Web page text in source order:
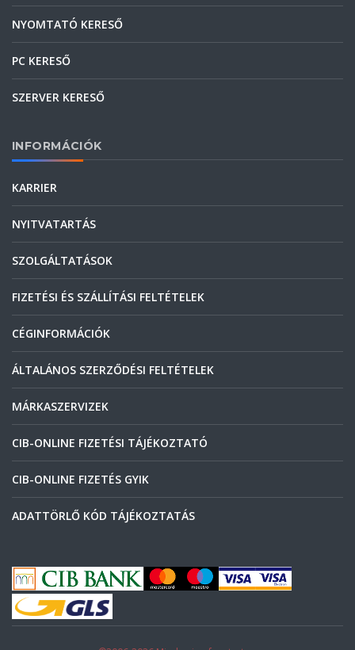
NYOMTATÓ KERESŐ
PC KERESŐ
SZERVER KERESŐ
INFORMÁCIÓK
KARRIER
NYITVATARTÁS
SZOLGÁLTATÁSOK
FIZETÉSI ÉS SZÁLLÍTÁSI FELTÉTELEK
CÉGINFORMÁCIÓK
ÁLTALÁNOS SZERZŐDÉSI FELTÉTELEK
MÁRKASZERVIZEK
CIB-ONLINE FIZETÉSI TÁJÉKOZTATÓ
CIB-ONLINE FIZETÉS GYIK
ADATTÖRLŐ KÓD TÁJÉKOZTATÁS